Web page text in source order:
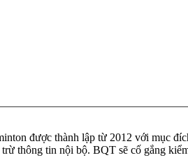
được thành lập từ 2012 với mục
thông tin nội bộ. BQT sẽ cố gắng